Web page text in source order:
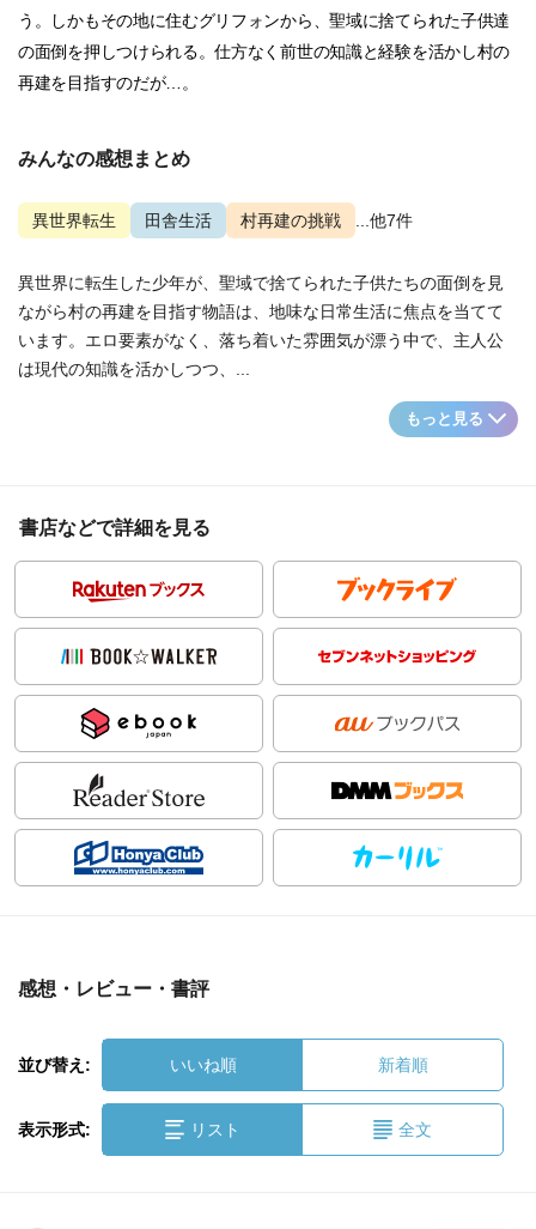
う。しかもその地に住むグリフォンから、聖域に捨てられた子供達
の面倒を押しつけられる。仕方なく前世の知識と経験を活かし村の
再建を目指すのだが…。
みんなの感想まとめ
異世界転生 田舎生活 村再建の挑戦 ...他7件
異世界に転生した少年が、聖域で捨てられた子供たちの面倒を見
ながら村の再建を目指す物語は、地味な日常生活に焦点を当てて
います。エロ要素がなく、落ち着いた雰囲気が漂う中で、主人公
は現代の知識を活かしつつ、...
もっと見る
書店などで詳細を見る
感想・レビュー・書評
並び替え: いいね順 新着順
表示形式: リスト 全文